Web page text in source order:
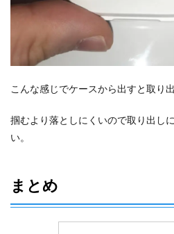
こんな感じでケースから出すと取り出
掴むより落としにくいので取り出し
い。
まとめ